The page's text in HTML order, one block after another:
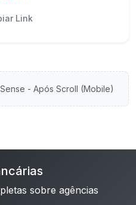
Link
- Após Scroll (Mobile)
sobre agências